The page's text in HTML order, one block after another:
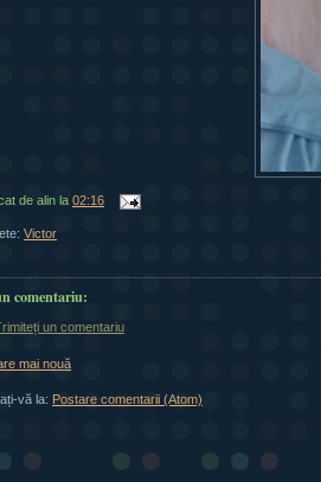
de alin la 02:16
Victor
comentariu:
un comentariu
mai nouă
vă la: Postare comentarii (Atom)